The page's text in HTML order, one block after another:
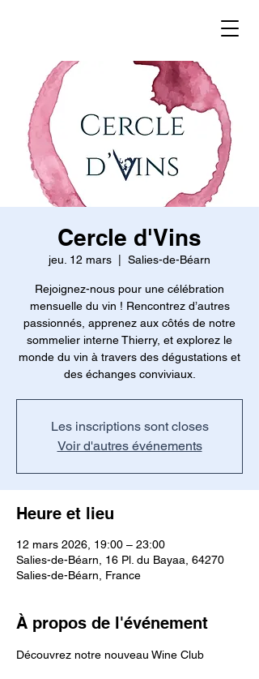
Cercle d'Vins
jeu. 12 mars Salies-de-Béarn
Rejoignez-nous pour une célébration
mensuelle du vin ! Rencontrez d’autres
passionnés, apprenez aux côtés de notre
sommelier interne Thierry, et explorez le
monde du vin à travers des dégustations et
des échanges conviviaux.
Les inscriptions sont closes
Voir d'autres événements
Heure et lieu
12 mars 2026, 19:00 – 23:00
Salies-de-Béarn, 16 Pl. du Bayaa, 64270
Salies-de-Béarn, France
À propos de l'événement
Découvrez notre nouveau Wine Club